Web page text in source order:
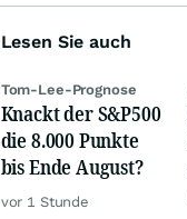
Lesen Sie auch
Tom-Lee-Prognose
Knackt der S&P500
die 8.000 Punkte
bis Ende August?
vor 1 Stunde